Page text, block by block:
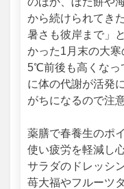
から続けられてき
暑さも彼岸まで」
かった1月末の大
5℃前後も高くなっ
に体の代謝が活発
がちになるので注
薬膳で春養生のポ
使い疲労を軽減し
サラダのドレッシ
苺大福やフルーツ